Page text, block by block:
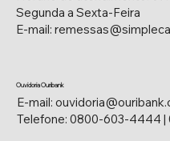
Segunda a Sexta-Feira
E-mail:
Ouvidoria Ouribank
E-mail:
Telefone: 0800-603-4444